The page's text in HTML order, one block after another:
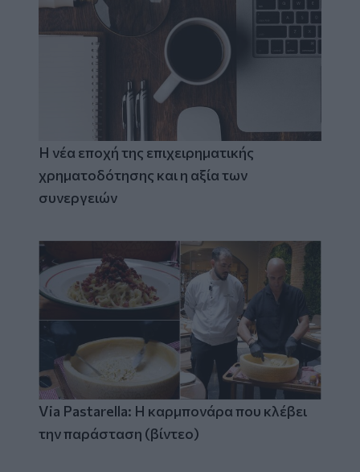
Η νέα εποχή της επιχειρηματικής
χρηματοδότησης και η αξία των
συνεργειών
Via Pastarella: Η καρμπονάρα που κλέβει
την παράσταση (βίντεο)